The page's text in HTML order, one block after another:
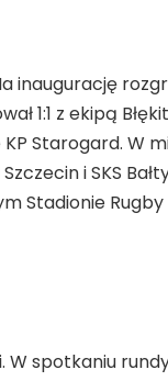
1:1 z ekipą
Starogard. W
i SKS
Stadionie Rugby
W spotkaniu